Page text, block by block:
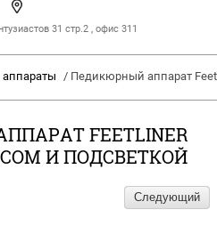
31 стр.2 , офис 311
/ Педикюрный аппарат
FEETLINER
И ПОДСВЕТКОЙ
Следующий